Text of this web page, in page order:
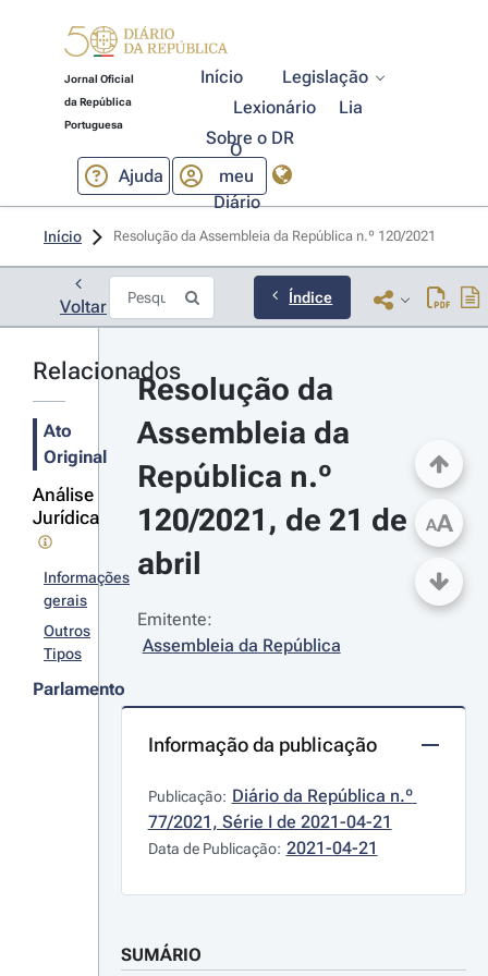
Jornal Oficial
da República
Portuguesa
Início
Legislação
Lexionário
Lia
Sobre o DR
Ajuda
O
meu
Diário
Início Resolução da Assembleia da República n.º 120/2021
Voltar Índice
Relacionados
Ato
Original
Análise
Jurídica
Informações
gerais
Outros
Tipos
Parlamento
Resolução da
Assembleia da
República n.º
120/2021, de 21 de
abril
Emitente:
Assembleia da República
Informação da publicação
Publicação: Diário da República n.º
77/2021, Série I de 2021-04-21
Data de Publicação: 2021-04-21
SUMÁRIO
AA